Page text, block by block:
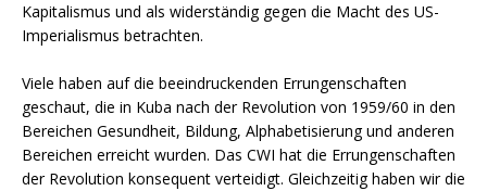
Kapitalismus und als widerständig gegen die Macht des US-
Imperialismus betrachten.
Viele haben auf die beeindruckenden Errungenschaften
geschaut, die in Kuba nach der Revolution von 1959/60 in den
Bereichen Gesundheit, Bildung, Alphabetisierung und anderen
Bereichen erreicht wurden. Das CWI hat die Errungenschaften
der Revolution konsequent verteidigt. Gleichzeitig haben wir die